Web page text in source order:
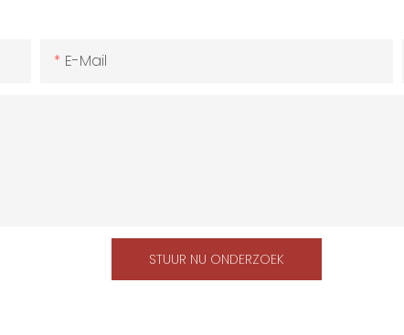
E-Mail
STUUR NU ONDERZOEK